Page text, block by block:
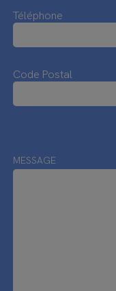
Téléphone
Code Postal
MESSAGE